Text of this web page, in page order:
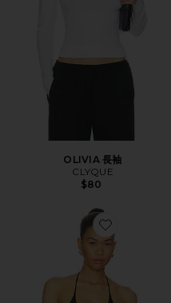
OLIVIA 長袖
CLYQUE
$80
Favorite